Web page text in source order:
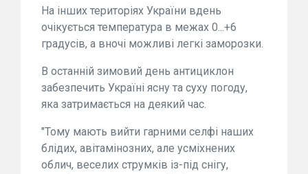
На інших територіях України вдень
очікується температура в межах 0...+6
градусів, а вночі можливі легкі заморозки.
В останній зимовий день антициклон
забезпечить Україні ясну та суху погоду,
яка затримається на деякий час.
"Тому мають вийти гарними селфі наших
блідих, авітамінозних, але усміхнених
облич, веселих струмків із-під снігу,